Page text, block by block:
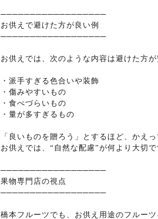
──────────────────
お供えで避けた方が良い例
──────────────────
お供えでは、次のような内容は避けた方が
・派手すぎる色合いや装飾
・傷みやすいもの
・食べづらいもの
・量が多すぎるもの
「良いものを贈ろう」とするほど、かえ
お供えでは、“自然な配慮”が何より大切で
──────────────────
果物専門店の視点
──────────────────
橋本フルーツでも、お供え用途のフルー